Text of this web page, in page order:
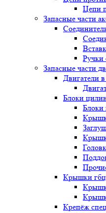
Цепи
Запасные части
Ручки
Запасные части
Двигатели
Блоки
Блоки
Крышки
Крепёж